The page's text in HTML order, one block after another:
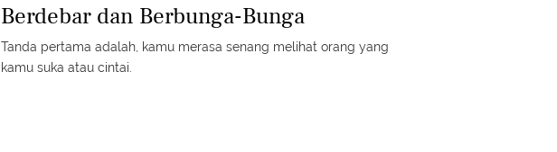
Berdebar dan Berbunga-Bunga
Tanda pertama adalah, kamu merasa senang melihat orang yang
kamu suka atau cintai.